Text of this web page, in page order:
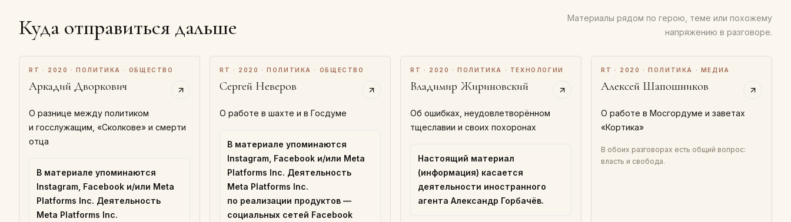
Куда отправиться дальше
Материалы рядом по герою, теме или похожему
напряжению в разговоре.
RT · 2020 · ПОЛИТИКА · ОБЩЕСТВО
Аркадий Дворкович
О разнице между политиком
и госслужащим, «Сколкове» и смерти
отца
В материале упоминаются
Instagram, Facebook и/или Meta
Platforms Inc. Деятельность
Meta Platforms Inc.
RT · 2020 · ПОЛИТИКА · ОБЩЕСТВО
Сергей Неверов
О работе в шахте и в Госдуме
В материале упоминаются
Instagram, Facebook и/или Meta
Platforms Inc. Деятельность
Meta Platforms Inc.
по реализации продуктов —
социальных сетей Facebook
RT · 2020 · ПОЛИТИКА · ТЕХНОЛОГИИ
Владимир Жириновский
Об ошибках, неудовлетворённом
тщеславии и своих похоронах
Настоящий материал
(информация) касается
деятельности иностранного
агента Александр Горбачёв.
RT · 2020 · ПОЛИТИКА · МЕДИА
Алексей Шапошников
О работе в Мосгордуме и заветах
«Кортика»
В обоих разговорах есть общий вопрос:
власть и свобода.